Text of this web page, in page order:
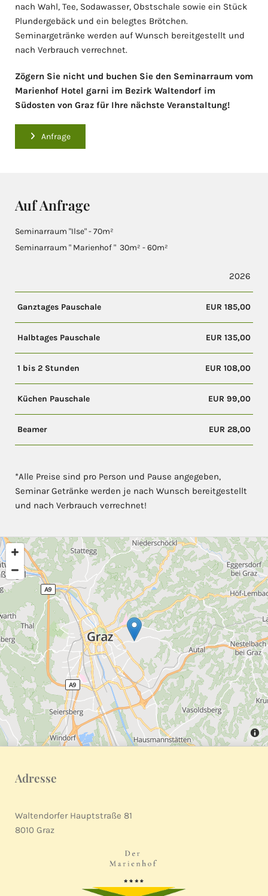
nach Wahl, Tee, Sodawasser, Obstschale sowie ein Stück
Plundergebäck und ein belegtes Brötchen.
Seminargetränke werden auf Wunsch bereitgestellt und
nach Verbrauch verrechnet.
Zögern Sie nicht und buchen Sie den Seminarraum vom
Marienhof Hotel garni im Bezirk Waltendorf im
Südosten von Graz für Ihre nächste Veranstaltung!
Anfrage
Auf Anfrage
Seminarraum "Ilse" - 70m²
Seminarraum " Marienhof " 30m² - 60m²
2026
Ganztages Pauschale EUR 185,00
Halbtages Pauschale EUR 135,00
1 bis 2 Stunden EUR 108,00
Küchen Pauschale EUR 99,00
Beamer EUR 28,00
*Alle Preise sind pro Person und Pause angegeben,
Seminar Getränke werden je nach Wunsch bereitgestellt
und nach Verbrauch verrechnet!
Adresse
Waltendorfer Hauptstraße 81
8010 Graz